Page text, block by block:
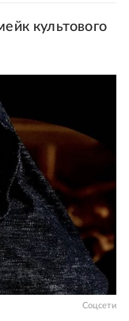
культового
Соцсети